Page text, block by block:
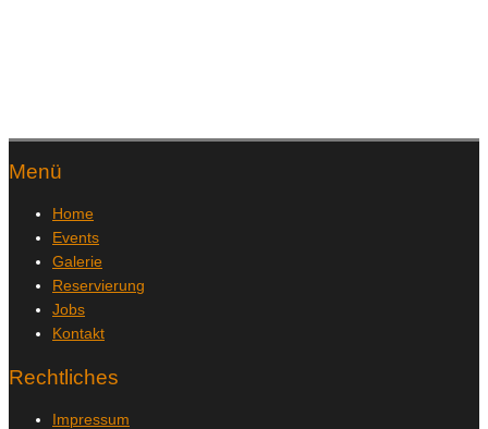
Menü
Home
Events
Galerie
Reservierung
Jobs
Kontakt
Rechtliches
Impressum